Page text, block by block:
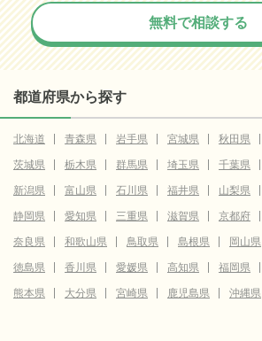
無料で相談する
都道府県から探す
北海道 青森県 岩手県 宮城県 秋田県
茨城県
栃木県 群馬県 埼玉県 千葉県
新潟県
富山県 石川県 福井県 山梨県
静岡県
愛知県 三重県 滋賀県 京都府
奈良県
和歌山県 鳥取県 島根県 岡山県
徳島県
香川県 愛媛県 高知県 福岡県
熊本県
大分県 宮崎県 鹿児島県 沖縄県